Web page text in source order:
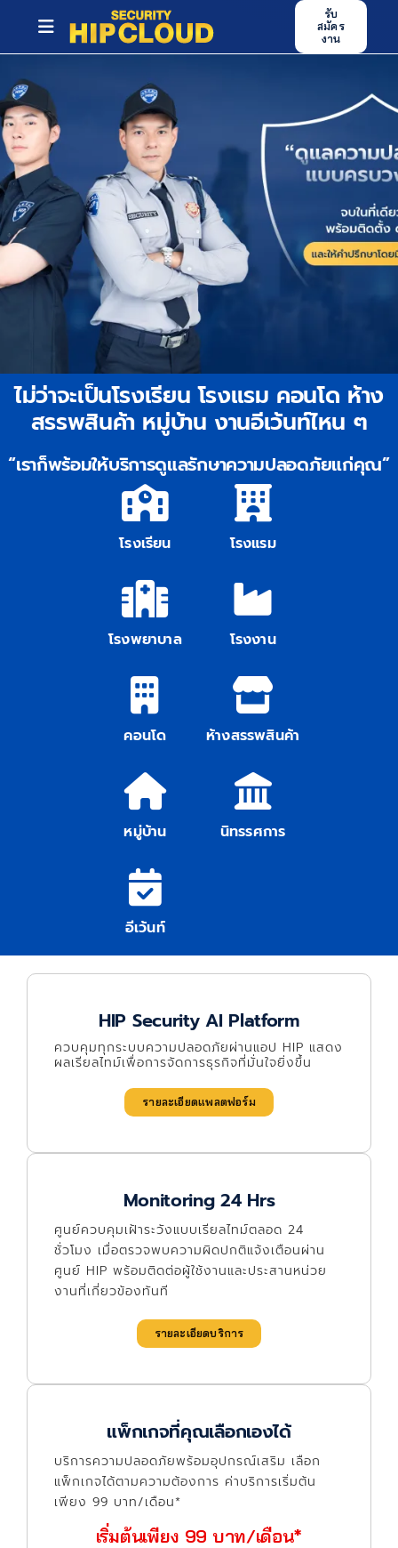
content
Toggle
หน้าหลัก
บริการของเรา
ศูนย์ฝึกอบรม
ข่าวสารและกิจกรรม
บทความ
ร่วมงานกับเรา
ติดต่อเรา
รับ
สมัคร
งาน
ไม่ว่าจะเป็นโรงเรียน โรงแรม คอนโด ห้าง
สรรพสินค้า หมู่บ้าน งานอีเว้นท์ไหน ๆ
“เราก็พร้อมให้บริการดูแลรักษาความปลอดภัยแก่คุณ”
โรงเรียน โรงแรม
โรงพยาบาล โรงงาน
คอนโด ห้างสรรพสินค้า
หมู่บ้าน นิทรรศการ
อีเว้นท์
HIP Security AI Platform
ควบคุมทุกระบบความปลอดภัยผ่านแอป HIP แสดง
ผลเรียลไทม์เพื่อการจัดการธุรกิจที่มั่นใจยิ่งขึ้น
รายละเอียดแพลตฟอร์ม
Monitoring 24 Hrs
ศูนย์ควบคุมเฝ้าระวังแบบเรียลไทม์ตลอด 24
ชั่วโมง เมื่อตรวจพบความผิดปกติแจ้งเตือนผ่าน
ศูนย์ HIP พร้อมติดต่อผู้ใช้งานและประสานหน่วย
งานที่เกี่ยวข้องทันที
รายละเอียดบริการ
แพ็กเกจที่คุณเลือกเองได้
บริการความปลอดภัยพร้อมอุปกรณ์เสริม เลือก
แพ็กเกจได้ตามความต้องการ ค่าบริการเริ่มต้น
เพียง 99 บาท/เดือน*
เริ่มต้นเพียง 99 บาท/เดือน*